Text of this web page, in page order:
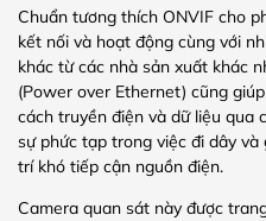
Chuẩn tương thích ONVIF cho
kết nối và hoạt động cùng với
khác từ các nhà sản xuất khác
(Power over Ethernet) cũng
cách truyền điện và dữ liệu qua
sự phức tạp trong việc đi dây
trí khó tiếp cận nguồn điện.
Camera quan sát này được